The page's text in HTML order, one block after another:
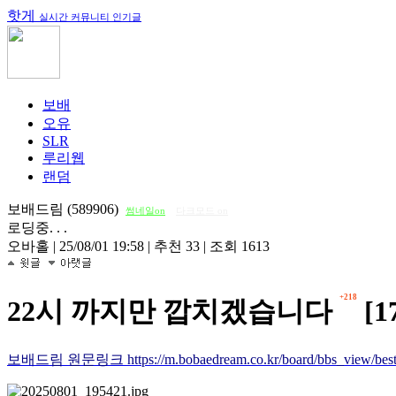
핫게 실시간 커뮤니티 인기글
보배
오유
SLR
루리웹
랜덤
보배드림 (589906) 썸네일on
로딩중. . .
오바홀 | 25/08/01 19:58 | 추천 33 | 조회 1613
22시 까지만 깝치겠습니다 +218
보배드림 원문링크 https://m.bobaedream.co.kr/board/bbs_view/